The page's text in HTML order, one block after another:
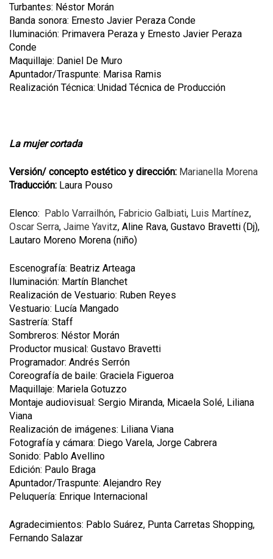
Turbantes: Néstor Morán
Banda sonora: Ernesto Javier Peraza Conde
Iluminación: Primavera Peraza y Ernesto Javier Peraza
Conde
Maquillaje: Daniel De Muro
Apuntador/Traspunte: Marisa Ramis
Realización Técnica: Unidad Técnica de Producción
La mujer cortada
Versión/ concepto estético y dirección: Marianella Morena
Traducción: Laura Pouso
Elenco: Pablo Varrailhón, Fabricio Galbiati, Luis Martínez,
Oscar Serra, Jaime Yavitz, Aline Rava, Gustavo Bravetti (Dj),
Lautaro Moreno Morena (niño)
Escenografía: Beatriz Arteaga
Iluminación: Martín Blanchet
Realización de Vestuario: Ruben Reyes
Vestuario: Lucía Mangado
Sastrería: Staff
Sombreros: Néstor Morán
Productor musical: Gustavo Bravetti
Programador: Andrés Serrón
Coreografía de baile: Graciela Figueroa
Maquillaje: Mariela Gotuzzo
Montaje audiovisual: Sergio Miranda, Micaela Solé, Liliana
Viana
Realización de imágenes: Liliana Viana
Fotografía y cámara: Diego Varela, Jorge Cabrera
Sonido: Pablo Avellino
Edición: Paulo Braga
Apuntador/Traspunte: Alejandro Rey
Peluquería: Enrique Internacional
Agradecimientos: Pablo Suárez, Punta Carretas Shopping,
Fernando Salazar